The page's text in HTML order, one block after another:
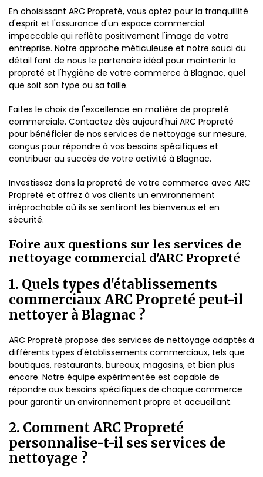
En choisissant ARC Propreté, vous optez pour la tranquillité
d'esprit et l'assurance d'un espace commercial
impeccable qui reflète positivement l'image de votre
entreprise. Notre approche méticuleuse et notre souci du
détail font de nous le partenaire idéal pour maintenir la
propreté et l'hygiène de votre commerce à Blagnac, quel
que soit son type ou sa taille.
Faites le choix de l'excellence en matière de propreté
commerciale. Contactez dès aujourd'hui ARC Propreté
pour bénéficier de nos services de nettoyage sur mesure,
conçus pour répondre à vos besoins spécifiques et
contribuer au succès de votre activité à Blagnac.
Investissez dans la propreté de votre commerce avec ARC
Propreté et offrez à vos clients un environnement
irréprochable où ils se sentiront les bienvenus et en
sécurité.
Foire aux questions sur les services de
nettoyage commercial d'ARC Propreté
1. Quels types d'établissements
commerciaux ARC Propreté peut-il
nettoyer à Blagnac ?
ARC Propreté propose des services de nettoyage adaptés à
différents types d'établissements commerciaux, tels que
boutiques, restaurants, bureaux, magasins, et bien plus
encore. Notre équipe expérimentée est capable de
répondre aux besoins spécifiques de chaque commerce
pour garantir un environnement propre et accueillant.
2. Comment ARC Propreté
personnalise-t-il ses services de
nettoyage ?